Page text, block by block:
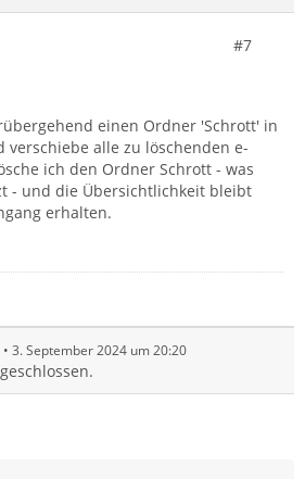
#7
einen Ordner 'Schrott' in
verschiebe alle zu löschenden e-
ich den Ordner Schrott - was
- und die Übersichtlichkeit bleibt
erhalten.
3. September 2024 um 20:20